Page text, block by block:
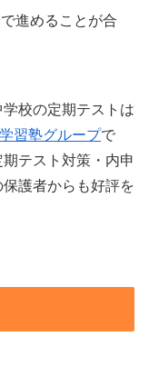
進めることが合
校の定期テストは
習塾グループで
テスト対策・内申
護者からも好評を